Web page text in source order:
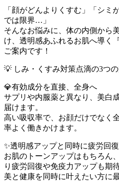
「顔がどんよりくすむ」「シミ
では限界…」
そんなお悩みに、体の内側から
け、透明感あふれるお肌へ導く
ご案内です！
💡 しみ・くすみ対策点滴の3つ
💎有効成分を直接、全身へ
サプリや内服薬と異なり、美白
届けます。
高い吸収率で、お顔だけでなく
率よく働きかけます。
✨透明感アップと同時に疲労回
お肌のトーンアップはもちろん
り疲労回復や免疫力アップも期
美と健康を同時に叶えたい方に